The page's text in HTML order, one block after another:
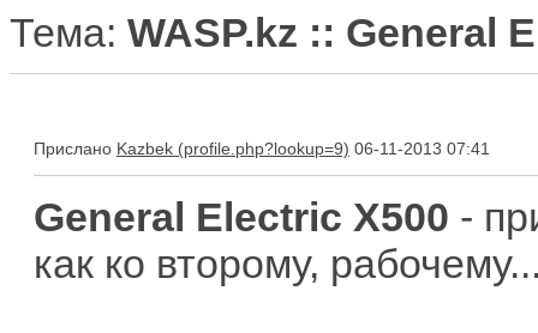
Тема: WASP.kz :: General
Прислано Kazbek 06-11-2013 07:41
General Electric X500 -
как ко второму,